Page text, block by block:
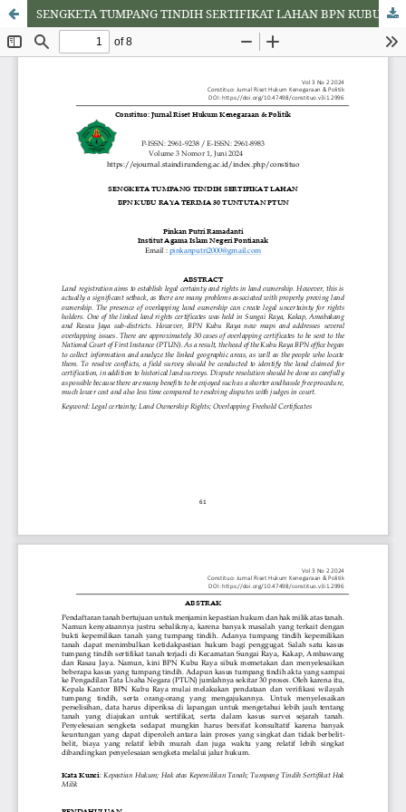
SENGKETA TUMPANG TINDIH SERTIFIKAT LAHAN BPN KUBU RAYA TERIMA 30 TUNTUTAN PTUN